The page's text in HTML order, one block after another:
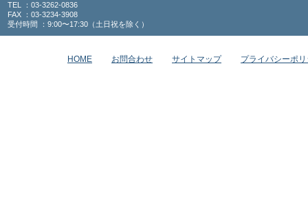
TEL ：03-3262-0836
FAX ：03-3234-3908
受付時間 ：9:00〜17:30（土日祝を除く）
HOME お問合わせ サイトマップ プライバシーポ